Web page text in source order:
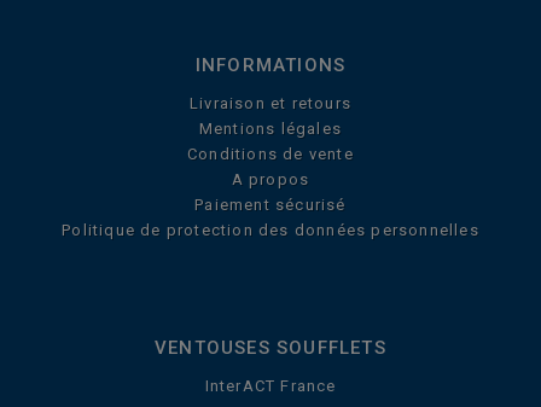
INFORMATIONS
Livraison et retours
Mentions légales
Conditions de vente
A propos
Paiement sécurisé
Politique de protection des données personnelles
VENTOUSES SOUFFLETS
InterACT France